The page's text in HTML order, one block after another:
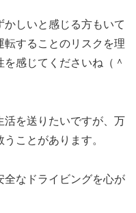
しいと感じる方もいて
することのリスクを理
感じてくださいね（＾
活を送りたいですが、万
ことがあります。
全なドライビングを心が